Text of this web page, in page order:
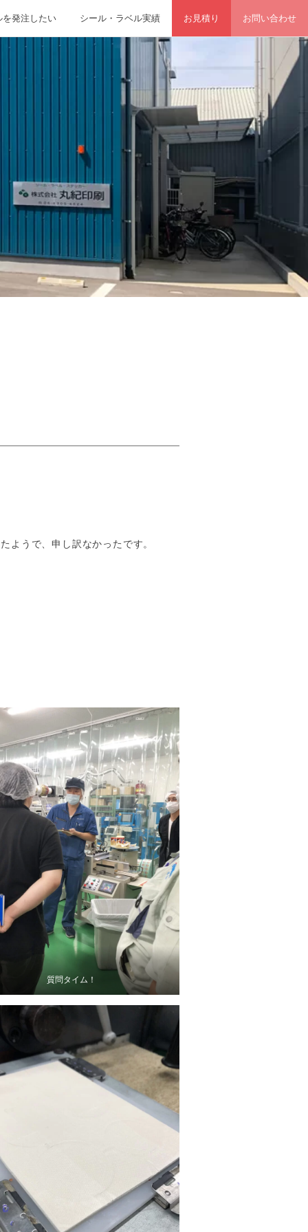
を発注したい シール・ラベル実績 お見積り お問い合わせ
ようで、申し訳なかったです。
質問タイム！